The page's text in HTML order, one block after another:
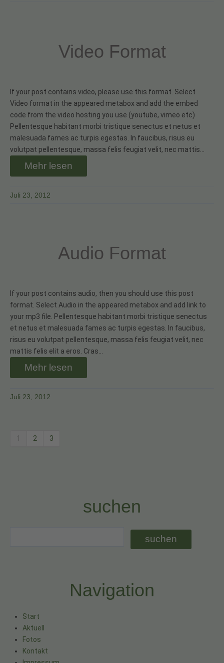
Video Format
If your post contains video, please use this format. Select
Video format in the appeared metabox and add the embed
code from the video hosting you use (youtube, vimeo etc)
Pellentesque habitant morbi tristique senectus et netus et
malesuada fames ac turpis egestas. In faucibus, risus eu
volutpat pellentesque, massa felis feugiat velit, nec mattis…
Mehr lesen
Juli 23, 2012
Audio Format
If your post contains audio, then you should use this post
format. Select Audio in the appeared metabox and add link to
your mp3 file. Pellentesque habitant morbi tristique senectus
et netus et malesuada fames ac turpis egestas. In faucibus,
risus eu volutpat pellentesque, massa felis feugiat velit, nec
mattis felis elit a eros. Cras…
Mehr lesen
Juli 23, 2012
1 2 3
suchen
Navigation
Start
Aktuell
Fotos
Kontakt